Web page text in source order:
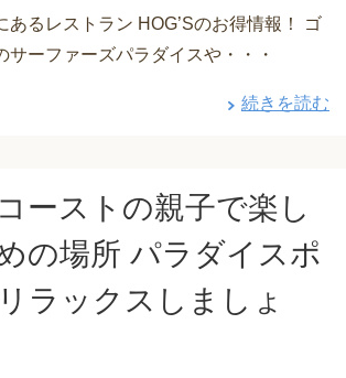
あるレストラン HOG’Sのお得情報！ ゴ
サーファーズパラダイスや・・・
続きを読む
ーストの親子で楽し
の場所 パラダイスポ
ラックスしましょ